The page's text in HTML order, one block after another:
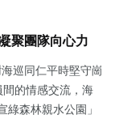
聚團隊向心力
巡同仁平時堅守崗
的情感交流，海
森林親水公園」